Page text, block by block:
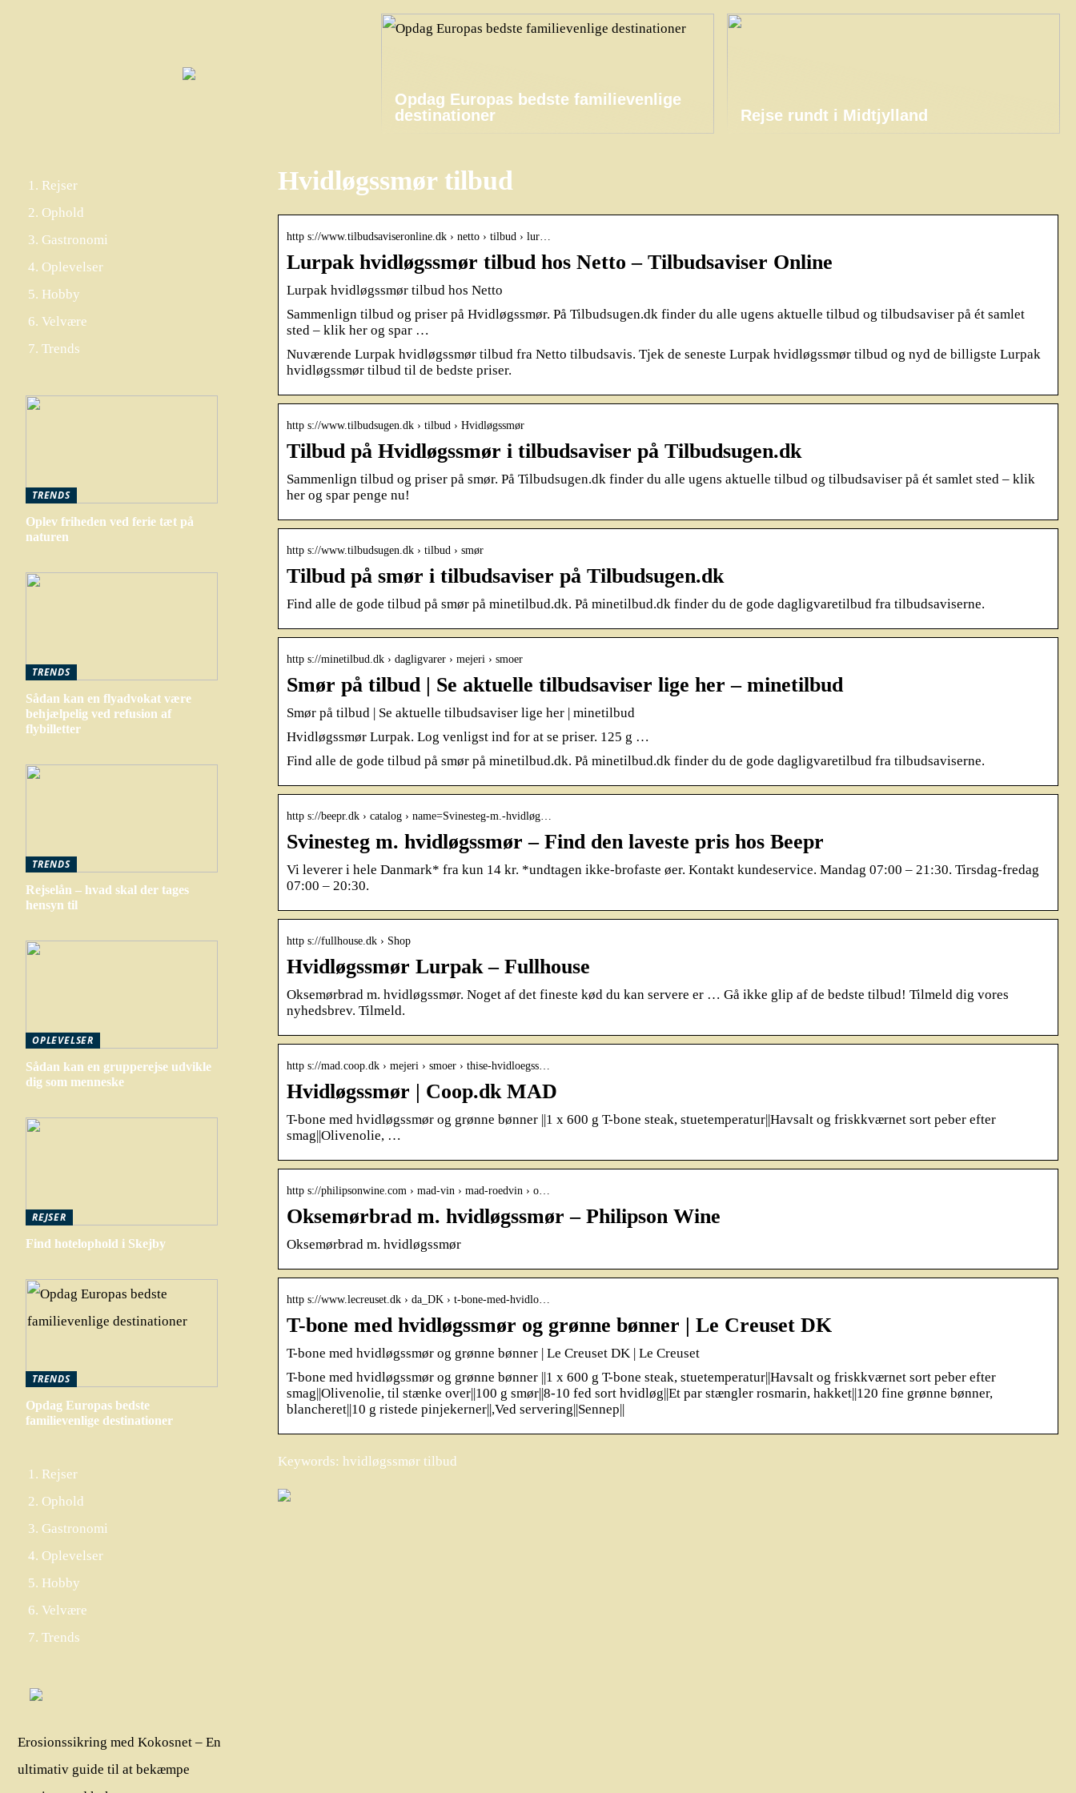
Opdag Europas bedste familievenlige
destinationer
Rejse rundt i Midtjylland
Hvidløgssmør tilbud
http s://www.tilbudsaviseronline.dk › netto › tilbud › lur…
Lurpak hvidløgssmør tilbud hos Netto – Tilbudsaviser Online
Lurpak hvidløgssmør tilbud hos Netto
Sammenlign tilbud og priser på Hvidløgssmør. På Tilbudsugen.dk finder du alle ugens aktuelle tilbud og tilbudsaviser på ét samlet
sted – klik her og spar …
Nuværende Lurpak hvidløgssmør tilbud fra Netto tilbudsavis. Tjek de seneste Lurpak hvidløgssmør tilbud og nyd de billigste Lurpak
hvidløgssmør tilbud til de bedste priser.
http s://www.tilbudsugen.dk › tilbud › Hvidløgssmør
Tilbud på Hvidløgssmør i tilbudsaviser på Tilbudsugen.dk
Sammenlign tilbud og priser på smør. På Tilbudsugen.dk finder du alle ugens aktuelle tilbud og tilbudsaviser på ét samlet sted – klik
her og spar penge nu!
http s://www.tilbudsugen.dk › tilbud › smør
Tilbud på smør i tilbudsaviser på Tilbudsugen.dk
Find alle de gode tilbud på smør på minetilbud.dk. På minetilbud.dk finder du de gode dagligvaretilbud fra tilbudsaviserne.
http s://minetilbud.dk › dagligvarer › mejeri › smoer
Smør på tilbud | Se aktuelle tilbudsaviser lige her – minetilbud
Smør på tilbud | Se aktuelle tilbudsaviser lige her | minetilbud
Hvidløgssmør Lurpak. Log venligst ind for at se priser. 125 g …
Find alle de gode tilbud på smør på minetilbud.dk. På minetilbud.dk finder du de gode dagligvaretilbud fra tilbudsaviserne.
http s://beepr.dk › catalog › name=Svinesteg-m.-hvidløg…
Svinesteg m. hvidløgssmør – Find den laveste pris hos Beepr
Vi leverer i hele Danmark* fra kun 14 kr. *undtagen ikke-brofaste øer. Kontakt kundeservice. Mandag 07:00 – 21:30. Tirsdag-fredag
07:00 – 20:30.
http s://fullhouse.dk › Shop
Hvidløgssmør Lurpak – Fullhouse
Oksemørbrad m. hvidløgssmør. Noget af det fineste kød du kan servere er … Gå ikke glip af de bedste tilbud! Tilmeld dig vores
nyhedsbrev. Tilmeld.
http s://mad.coop.dk › mejeri › smoer › thise-hvidloegss…
Hvidløgssmør | Coop.dk MAD
T-bone med hvidløgssmør og grønne bønner ||1 x 600 g T-bone steak, stuetemperatur||Havsalt og friskkværnet sort peber efter
smag||Olivenolie, …
http s://philipsonwine.com › mad-vin › mad-roedvin › o…
Oksemørbrad m. hvidløgssmør – Philipson Wine
Oksemørbrad m. hvidløgssmør
http s://www.lecreuset.dk › da_DK › t-bone-med-hvidlo…
T-bone med hvidløgssmør og grønne bønner | Le Creuset DK
T-bone med hvidløgssmør og grønne bønner | Le Creuset DK | Le Creuset
T-bone med hvidløgssmør og grønne bønner ||1 x 600 g T-bone steak, stuetemperatur||Havsalt og friskkværnet sort peber efter
smag||Olivenolie, til stænke over||100 g smør||8-10 fed sort hvidløg||Et par stængler rosmarin, hakket||120 fine grønne bønner,
blancheret||10 g ristede pinjekerner||,Ved servering||Sennep||
Keywords: hvidløgssmør tilbud
Rejser
Ophold
Gastronomi
Oplevelser
Hobby
Velvære
Trends
TRENDS
Oplev friheden ved ferie tæt på
naturen
TRENDS
Sådan kan en flyadvokat være
behjælpelig ved refusion af
flybilletter
TRENDS
Rejselån – hvad skal der tages
hensyn til
OPLEVELSER
Sådan kan en grupperejse udvikle
dig som menneske
REJSER
Find hotelophold i Skejby
TRENDS
Opdag Europas bedste
familievenlige destinationer
Rejser
Ophold
Gastronomi
Oplevelser
Hobby
Velvære
Trends
Erosionssikring med Kokosnet – En
ultimativ guide til at bekæmpe